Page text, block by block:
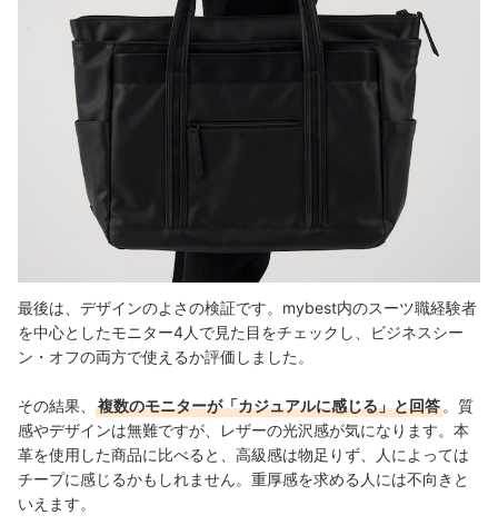
最後は、デザインのよさの検証です。mybest内のスーツ職経験者
を中心としたモニター4人で見た目をチェックし、ビジネスシー
ン・オフの両方で使えるか評価しました。
その結果、 複数のモニターが「カジュアルに感じる」と回答 。質
感やデザインは無難ですが、レザーの光沢感が気になります。本
革を使用した商品に比べると、高級感は物足りず、人によっては
チープに感じるかもしれません。重厚感を求める人には不向きと
いえます。